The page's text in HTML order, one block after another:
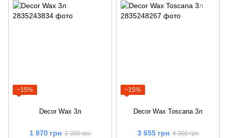
−15%
Decor Wax 3л
1 870 грн 2 200 грн
−15%
Decor Wax Toscana 3л
3 655 грн 4 300 грн